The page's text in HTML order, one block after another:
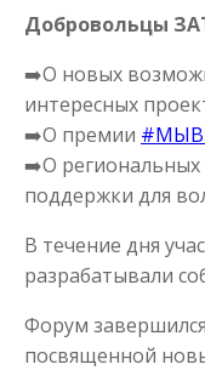
Добровольцы
➡️О новых
интересных
➡️О премии
➡️О
поддержки для
В течение дня
разрабатывали
Форум завершился
посвященной